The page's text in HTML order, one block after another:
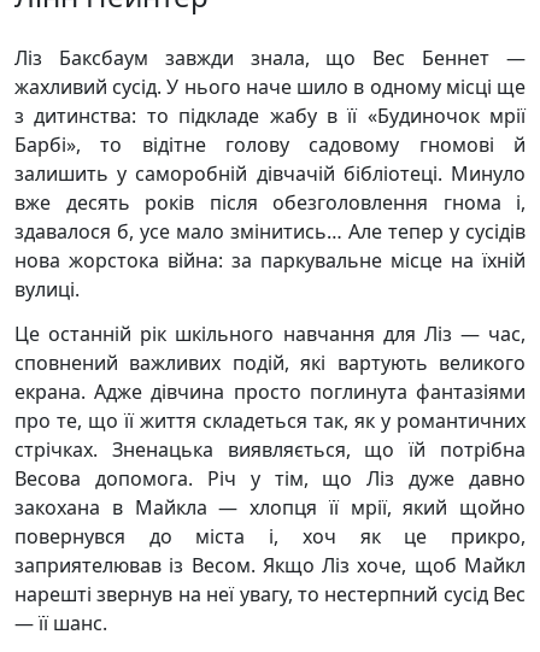
Ліз Баксбаум завжди знала, що Вес Беннет —
жахливий сусід. У нього наче шило в одному місці ще
з дитинства: то підкладе жабу в її «Будиночок мрії
Барбі», то відітне голову садовому гномові й
залишить у саморобній дівчачій бібліотеці. Минуло
вже десять років після обезголовлення гнома і,
здавалося б, усе мало змінитись… Але тепер у сусідів
нова жорстока війна: за паркувальне місце на їхній
вулиці.
Це останній рік шкільного навчання для Ліз — час,
сповнений важливих подій, які вартують великого
екрана. Адже дівчина просто поглинута фантазіями
про те, що її життя складеться так, як у романтичних
стрічках. Зненацька виявляється, що їй потрібна
Весова допомога. Річ у тім, що Ліз дуже давно
закохана в Майкла — хлопця її мрії, який щойно
повернувся до міста і, хоч як це прикро,
заприятелював із Весом. Якщо Ліз хоче, щоб Майкл
нарешті звернув на неї увагу, то нестерпний сусід Вес
— її шанс.